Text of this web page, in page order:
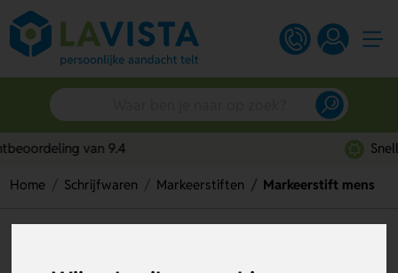
Home Schrijfwaren Markeerstiften Markeerstift mens